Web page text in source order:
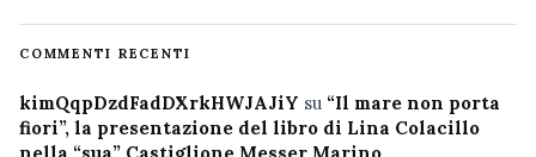
COMMENTI RECENTI
kimQqpDzdFadDXrkHWJAJiY su “Il mare non porta
fiori”, la presentazione del libro di Lina Colacillo